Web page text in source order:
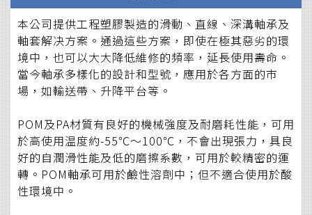
本公司提供工程塑膠製造的滑動、直線、深溝軸承及
軸套解决方案。通過這些方案，即使在極其惡劣的環
境中，也可以大大降低維修的頻率，延長使用壽命。
當今軸承多樣化的設計和型號，應用於各方面的市
場，如輸送帶、升降平台等。
POM及PA材質有良好的機械強度及耐磨耗性能，可用
於高使用温度約-55℃～100℃，不會出現張力，具良
好的自潤滑性能及低的磨擦系數，可用於較精密的運
轉。POM軸承可用於鹼性溶劑中；但不適合使用於酸
性環境中。